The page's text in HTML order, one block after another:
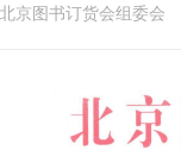
京图书订货会组委会